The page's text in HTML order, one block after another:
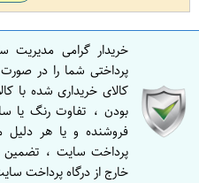
خریدار گرامی مدیریت
پرداختی شما را در
کالای خریداری شده با
بودن ، تفاوت رنگ یا
فروشنده و یا هر دلیل
پرداخت سایت ، تضمین
خارج از درگاه پرداخت